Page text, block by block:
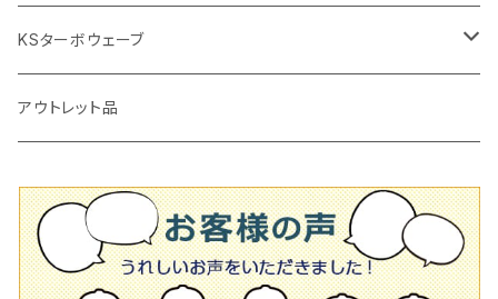
吸着盤
その他
タイル針
タイル針
その他
通常品
ビス穴付き
125mm（5インチ）
通常品
オフセットタイプ（ハットタイプ
150ｍｍ（6インチ）
205ｍｍ（8インチ）
105mm（4インチ）
125mm（5インチ）
180mm（7インチ）
KSターボウェーブ
105mm（4インチ）
150ｍｍ（6インチ）
アウトレット品